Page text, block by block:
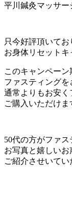
平川鍼灸マッサー
只今好評頂いてお
お身体リセットキ
このキャンペーン
ファスティングを
通常よりもお安
ご購入いただけま
50代の方がファ
お写真と嬉しい
ご紹介させいてい